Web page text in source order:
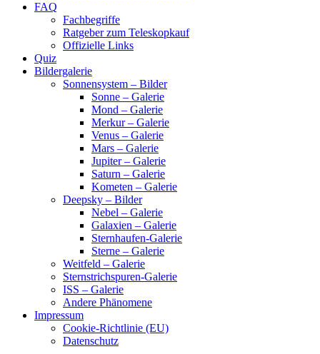
FAQ
Fachbegriffe
Ratgeber zum Teleskopkauf
Offizielle Links
Quiz
Bildergalerie
Sonnensystem – Bilder
Sonne – Galerie
Mond – Galerie
Merkur – Galerie
Venus – Galerie
Mars – Galerie
Jupiter – Galerie
Saturn – Galerie
Kometen – Galerie
Deepsky – Bilder
Nebel – Galerie
Galaxien – Galerie
Sternhaufen-Galerie
Sterne – Galerie
Weitfeld – Galerie
Sternstrichspuren-Galerie
ISS – Galerie
Andere Phänomene
Impressum
Cookie-Richtlinie (EU)
Datenschutz